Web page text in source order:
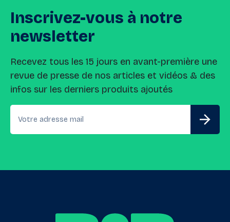
Inscrivez-vous à notre
newsletter
Recevez tous les 15 jours en avant-première une
revue de presse de nos articles et vidéos & des
infos sur les derniers produits ajoutés